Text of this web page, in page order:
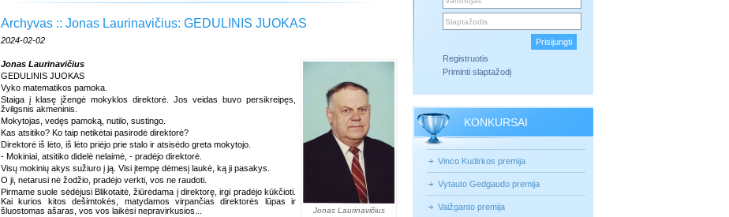
Archyvas :: Jonas Laurinavičius: GEDULINIS JUOKAS
2024-02-02
Jonas Laurinavičius
Jonas Laurinavičius
GEDULINIS JUOKAS
Vyko matematikos pamoka.
Staiga į klasę įžengė mokyklos direktorė. Jos veidas buvo persikreipęs,
žvilgsnis akmeninis.
Mokytojas, vedęs pamoką, nutilo, sustingo.
Kas atsitiko? Ko taip netikėtai pasirodė direktorė?
Direktorė iš lėto, iš lėto priėjo prie stalo ir atsisėdo greta mokytojo.
- Mokiniai, atsitiko didelė nelaimė, - pradėjo direktorė.
Visų mokinių akys sužiuro į ją. Visi įtempę dėmesį laukė, ką ji pasakys.
O ji, netarusi nė žodžio, pradėjo verkti, vos ne raudoti.
Pirmame suole sėdėjusi Blikotaitė, žiūrėdama į direktorę, irgi pradėjo kūkčioti.
Kai kurios kitos dešimtokės, matydamos virpančias direktorės lūpas ir
šluostomas ašaras, vos vos laikėsi nepravirkusios...
Registruotis
Priminti slaptažodį
KONKURSAI
Vinco Kudirkos premija
Vytauto Gedgaudo premija
Vaižganto premija